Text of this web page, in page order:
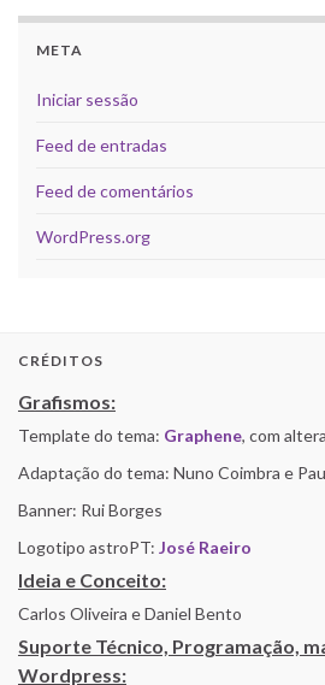
META
Iniciar sessão
Feed de entradas
Feed de comentários
WordPress.org
CRÉDITOS
Grafismos:
Template do tema: Graphene, com
Adaptação do tema: Nuno Coimbra e
Banner: Rui Borges
Logotipo astroPT: José Raeiro
Ideia e Conceito:
Carlos Oliveira e Daniel Bento
Suporte Técnico, Programação,
Wordpress: